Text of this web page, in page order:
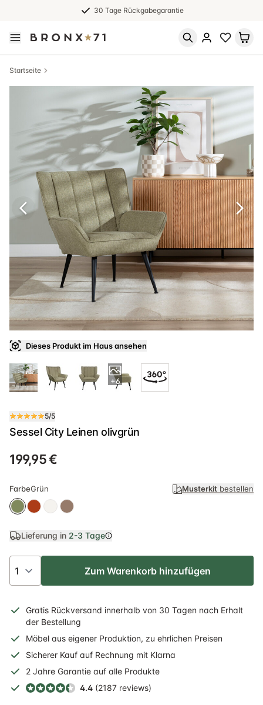
30 Tage Rückgabegarantie
Startseite
Dieses Produkt im Haus ansehen
+6
5/5
Sessel City Leinen olivgrün
199,95 €
FarbeGrün Musterkit bestellen
Lieferung in 2-3 Tage
Zum Warenkorb hinzufügen
Gratis Rückversand innerhalb von 30 Tagen nach Erhalt
der Bestellung
Möbel aus eigener Produktion, zu ehrlichen Preisen
Sicherer Kauf auf Rechnung mit Klarna
2 Jahre Garantie auf alle Produkte
4.4 (2187 reviews)